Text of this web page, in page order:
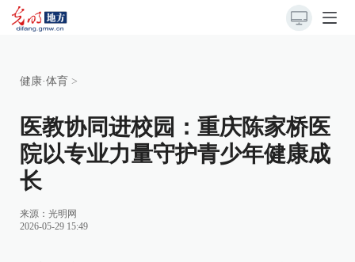
健康·体育 >
医教协同进校园：重庆陈家桥医
院以专业力量守护青少年健康成
长
来源： 光明网
2026-05-29 15:49